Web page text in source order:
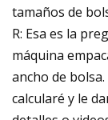
tamaños de
R: Esa es la
máquina
ancho de
calcularé y le